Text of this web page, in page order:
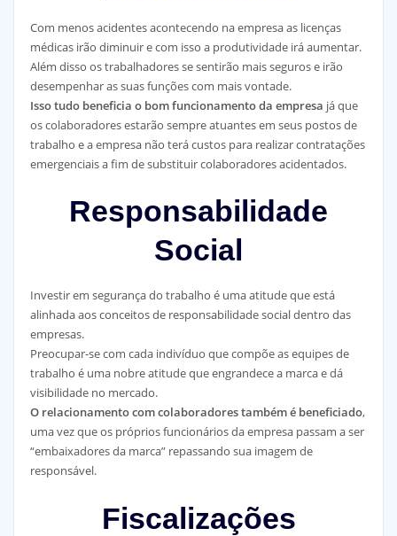
Com menos acidentes acontecendo na empresa as licenças
médicas irão diminuir e com isso a produtividade irá aumentar.
Além disso os trabalhadores se sentirão mais seguros e irão
desempenhar as suas funções com mais vontade.
Isso tudo beneficia o bom funcionamento da empresa já que
os colaboradores estarão sempre atuantes em seus postos de
trabalho e a empresa não terá custos para realizar contratações
emergenciais a fim de substituir colaboradores acidentados.
Responsabilidade
Social
Investir em segurança do trabalho é uma atitude que está
alinhada aos conceitos de responsabilidade social dentro das
empresas.
Preocupar-se com cada indivíduo que compõe as equipes de
trabalho é uma nobre atitude que engrandece a marca e dá
visibilidade no mercado.
O relacionamento com colaboradores também é beneficiado,
uma vez que os próprios funcionários da empresa passam a ser
“embaixadores da marca” repassando sua imagem de
responsável.
Fiscalizações